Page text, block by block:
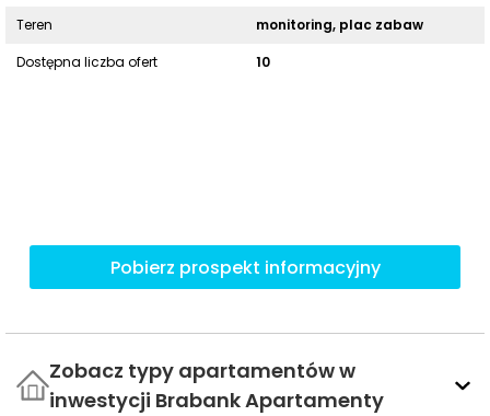
Teren
monitoring, plac zabaw
Dostępna liczba ofert
10
Pobierz prospekt informacyjny
Zobacz typy apartamentów w
inwestycji Brabank Apartamenty